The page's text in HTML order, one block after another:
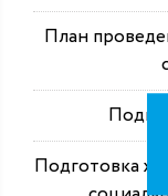
План
Подготовка